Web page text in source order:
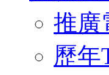
推廣
歷年